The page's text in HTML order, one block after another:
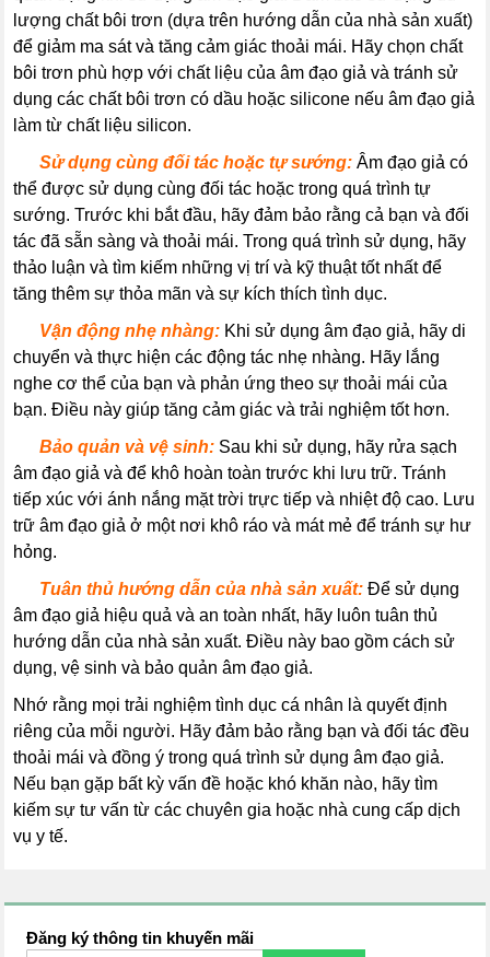
lượng chất bôi trơn (dựa trên hướng dẫn của nhà sản xuất)
để giảm ma sát và tăng cảm giác thoải mái. Hãy chọn chất
bôi trơn phù hợp với chất liệu của âm đạo giả và tránh sử
dụng các chất bôi trơn có dầu hoặc silicone nếu âm đạo giả
làm từ chất liệu silicon.
Sử dụng cùng đối tác hoặc tự sướng: Âm đạo giả có
thể được sử dụng cùng đối tác hoặc trong quá trình tự
sướng. Trước khi bắt đầu, hãy đảm bảo rằng cả bạn và đối
tác đã sẵn sàng và thoải mái. Trong quá trình sử dụng, hãy
thảo luận và tìm kiếm những vị trí và kỹ thuật tốt nhất để
tăng thêm sự thỏa mãn và sự kích thích tình dục.
Vận động nhẹ nhàng: Khi sử dụng âm đạo giả, hãy di
chuyển và thực hiện các động tác nhẹ nhàng. Hãy lắng
nghe cơ thể của bạn và phản ứng theo sự thoải mái của
bạn. Điều này giúp tăng cảm giác và trải nghiệm tốt hơn.
Bảo quản và vệ sinh: Sau khi sử dụng, hãy rửa sạch
âm đạo giả và để khô hoàn toàn trước khi lưu trữ. Tránh
tiếp xúc với ánh nắng mặt trời trực tiếp và nhiệt độ cao. Lưu
trữ âm đạo giả ở một nơi khô ráo và mát mẻ để tránh sự hư
hỏng.
Tuân thủ hướng dẫn của nhà sản xuất: Để sử dụng
âm đạo giả hiệu quả và an toàn nhất, hãy luôn tuân thủ
hướng dẫn của nhà sản xuất. Điều này bao gồm cách sử
dụng, vệ sinh và bảo quản âm đạo giả.
Nhớ rằng mọi trải nghiệm tình dục cá nhân là quyết định
riêng của mỗi người. Hãy đảm bảo rằng bạn và đối tác đều
thoải mái và đồng ý trong quá trình sử dụng âm đạo giả.
Nếu bạn gặp bất kỳ vấn đề hoặc khó khăn nào, hãy tìm
kiếm sự tư vấn từ các chuyên gia hoặc nhà cung cấp dịch
vụ y tế.
Đăng ký thông tin khuyến mãi